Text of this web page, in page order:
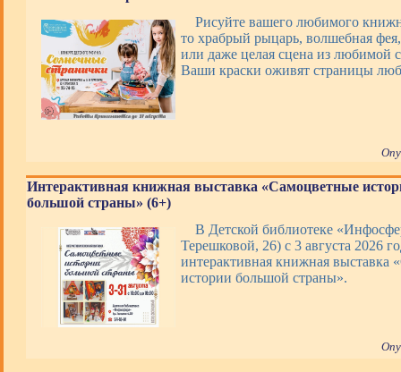
Рисуйте вашего любимого
то храбрый рыцарь, волшебная
или даже целая сцена из любимой
Ваши краски оживят страницы
Интерактивная книжная выставка «Самоцветные
большой страны» (6+)
В Детской библиотеке
Терешковой, 26) с 3 августа 2026
интерактивная книжная выставка
истории большой страны».